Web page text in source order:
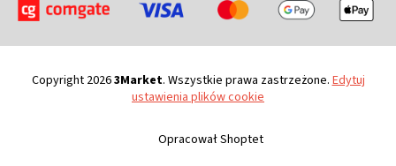
Opracował Shoptet
Copyright 20263Market. Wszystkie prawa zastrzeżone. Edytuj
ustawienia plików cookie